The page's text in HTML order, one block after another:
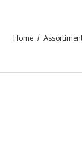
Waar ben je
Home